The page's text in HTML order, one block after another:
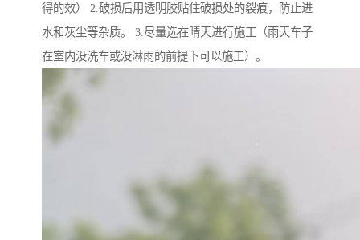
得的效） 2.破损后用透明胶贴住破损处的裂痕，防止进
水和灰尘等杂质。 3.尽量选在晴天进行施工（雨天车子
在室内没洗车或没淋雨的前提下可以施工）。